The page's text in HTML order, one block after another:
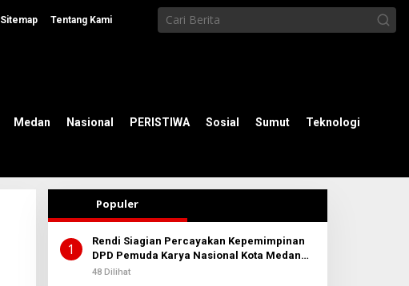
Sitemap Tentang Kami
Medan Nasional PERISTIWA Sosial Sumut Teknologi
Populer
1
Rendi Siagian Percayakan Kepemimpinan
DPD Pemuda Karya Nasional Kota Medan
kepada Josef Sembiring
48 Dilihat